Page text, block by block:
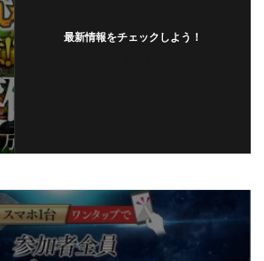
最新情報をチェックしよう！